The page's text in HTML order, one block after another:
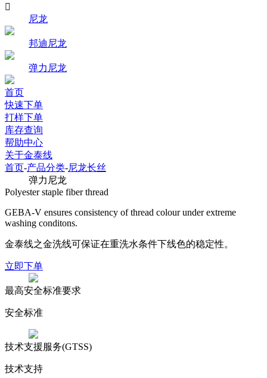

尼龙
邦迪尼龙
弹力尼龙
首页
快速下单
打样下单
库存查询
帮助中心
关于金泰线
首页-产品分类-尼龙长丝
弹力尼龙
Polyester staple fiber thread
GEBA-V ensures consistency of thread colour under extreme
washing conditons.
金泰线之金洗线可保证在重洗水条件下线色的稳定性。
立即下单
最高安全标准要求
安全标准
技术支援服务(GTSS)
技术支持